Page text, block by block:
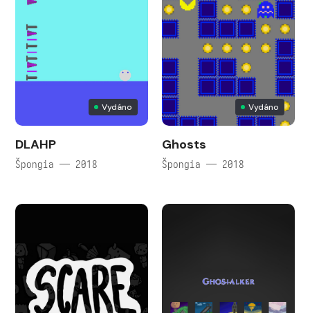
Vydáno
DLAHP
Špongia — 2018
Vydáno
Ghosts
Špongia — 2018